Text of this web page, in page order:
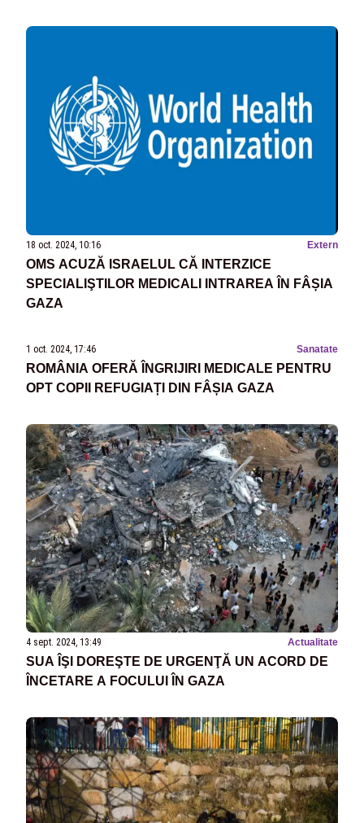
18 oct. 2024, 10:16 Extern
OMS ACUZĂ ISRAELUL CĂ INTERZICE
SPECIALIŞTILOR MEDICALI INTRAREA ÎN FÂȘIA
GAZA
1 oct. 2024, 17:46 Sanatate
ROMÂNIA OFERĂ ÎNGRIJIRI MEDICALE PENTRU
OPT COPII REFUGIAȚI DIN FÂȘIA GAZA
4 sept. 2024, 13:49 Actualitate
SUA ÎŞI DOREŞTE DE URGENŢĂ UN ACORD DE
ÎNCETARE A FOCULUI ÎN GAZA